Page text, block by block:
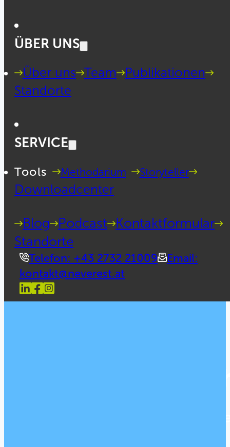
ÜBER UNS
Über uns Team
Publikationen
Standorte
SERVICE
Tools Methodarium Storyteller
Downloadcenter
Blog Podcast Kontaktformular
Standorte
Telefon: +43 2732 21009
Email:
kontakt@neverest.at